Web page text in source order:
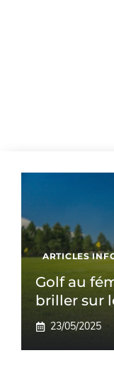
ARTICLES
Golf au
briller sur
23/05/2025